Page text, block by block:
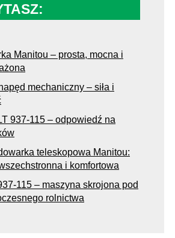
Manitou – prosta, mocna i
mechaniczny – siła i
937-115 – odpowiedź na
teleskopowa Manitou:
i komfortowa
115 – maszyna skrojona pod
rolnictwa